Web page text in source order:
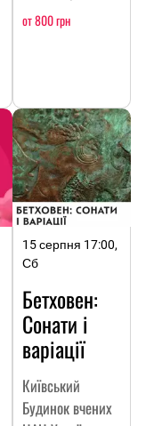
от 800 грн
15 серпня 17:00,
Сб
Бетховен:
Сонати і
варіації
Київський
Будинок вчених